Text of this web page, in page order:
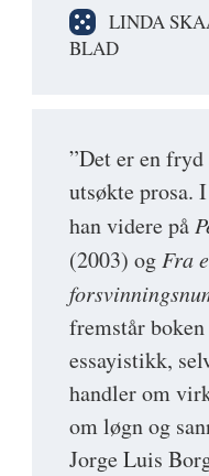
LINDA
BLAD
”Det er en
utsøkte prosa.
han videre på
(2003) ogFra
fremstår
essayistikk,
handler om
om løgn og
Jorge Luis